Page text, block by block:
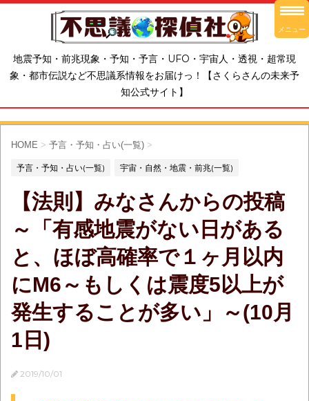
地震予知・前兆現象・予知・予言・UFO・宇宙人・透視・超常現
象・都市伝説など不思議系情報をお届けっ！【さくらさんの未来予
知公式サイト】
HOME > 予言・予知・占い(一覧) >
予言・予知・占い(一覧) 宇宙・自然・地震・前兆(一覧)
【法則】みなさんからの投稿
～「有感地震がない日がある
と、ほぼ高確率で１ヶ月以内
にM6～もしくは震度5以上が
発生することが多い」～(10月
1日)
2019/10/01
メニュー